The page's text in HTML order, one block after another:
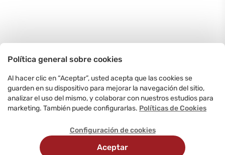
Política general sobre cookies
Al hacer clic en “Aceptar”, usted acepta que las cookies se
guarden en su dispositivo para mejorar la navegación del sitio,
analizar el uso del mismo, y colaborar con nuestros estudios para
marketing. También puede configurarlas. Políticas de Cookies
Configuración de cookies
Aceptar